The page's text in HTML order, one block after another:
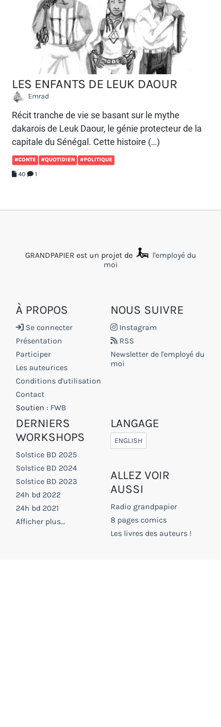
LES ENFANTS DE LEUK DAOUR
Emrad
Récit tranche de vie se basant sur le mythe
dakarois de Leuk Daour, le génie protecteur de la
capitale du Sénégal. Cette histoire (…)
#CONTE #QUOTIDIEN #POLITIQUE
40 1
GRANDPAPIER est un projet de
l'employé du
moi
À PROPOS
Se connecter
Présentation
Participer
Les auteurices
Conditions d'utilisation
Contact
Soutien : FWB
NOUS SUIVRE
Instagram
RSS
Newsletter de l'employé du
moi
DERNIERS
WORKSHOPS
Solstice BD 2025
Solstice BD 2024
Solstice BD 2023
24h bd 2022
24h bd 2021
Afficher plus...
LANGAGE
ENGLISH
ALLEZ VOIR
AUSSI
Radio grandpapier
8 pages comics
Les livres des auteurs !